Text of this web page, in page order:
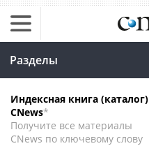
Разделы
Индексная книга (каталог)
CNews*
Получите все материалы
CNews по ключевому слову